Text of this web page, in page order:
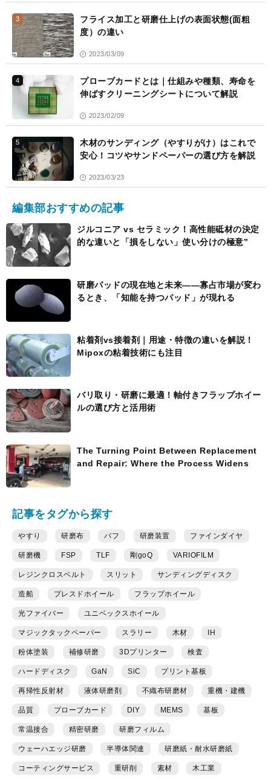
3
フライス加工と研磨仕上げの表面状態(面粗
度）の違い
2023/03/09
4
プローブカードとは｜仕組みや種類、寿命を
伸ばすクリーニングシートについて解説
2023/02/09
5
木材のサンディング（やすりがけ）はこれで
安心！コツやサンドペーパーの選び方を解説
2023/03/23
編集部おすすめの記事
ジルコニア vs セラミック！高性能砥材の決定
的な違いと「損をしない」使い分けの極意”
研磨パッドの現在地と未来――寡占市場が変わ
るとき、「知能を持つパッド」が現れる
粘着剤vs接着剤｜用途・特徴の違いを解説！
Mipoxの粘着技術にも注目
バリ取り・研磨に最適！軸付きフラップホイー
ルの選び方と活用術
The Turning Point Between Replacement
and Repair: Where the Process Widens
記事をタグから探す
やすり 研磨布 バフ 研磨装置 ファインダイヤ
研磨機 FSP TLF 剛goQ VARIOFILM
レジンクロスベルト スリット サンディングディスク
造船 プレスドホイール フラップホイール
光ファイバー ユニベックスホイール
マジックタックペーパー スラリー 木材 IH
粉体塗装 補修研磨 3Dプリンター 検査
ハードディスク GaN SiC プリント基板
再帰性反射材 液体研磨剤 不織布研磨材 重機・建機
品質 プローブカード DIY MEMS 基板
常温接合 精密研磨 研磨フィルム
ウェーハエッジ研磨 半導体関連 研磨紙・耐水研磨紙
コーティングサービス 重研削 素材 木工業